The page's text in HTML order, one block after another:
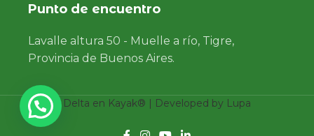
Punto de encuentro
Lavalle altura 50 - Muelle a río, Tigre,
Provincia de Buenos Aires.
Delta en Kayak® | Developed by Lupa